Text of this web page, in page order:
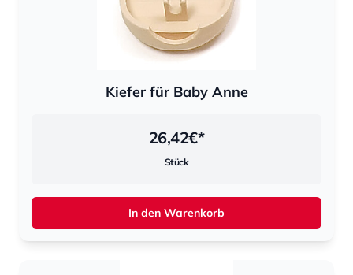
Kiefer für Baby Anne
26,42€*
Stück
In den Warenkorb